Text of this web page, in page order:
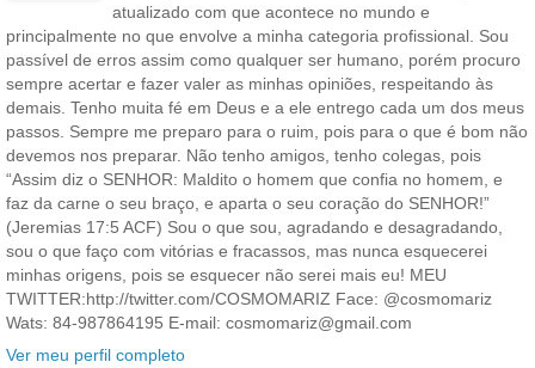
atualizado com que acontece no mundo e
principalmente no que envolve a minha categoria profissional. Sou
passível de erros assim como qualquer ser humano, porém procuro
sempre acertar e fazer valer as minhas opiniões, respeitando às
demais. Tenho muita fé em Deus e a ele entrego cada um dos meus
passos. Sempre me preparo para o ruim, pois para o que é bom não
devemos nos preparar. Não tenho amigos, tenho colegas, pois
“Assim diz o SENHOR: Maldito o homem que confia no homem, e
faz da carne o seu braço, e aparta o seu coração do SENHOR!”
(Jeremias 17:5 ACF) Sou o que sou, agradando e desagradando,
sou o que faço com vitórias e fracassos, mas nunca esquecerei
minhas origens, pois se esquecer não serei mais eu! MEU
TWITTER:http://twitter.com/COSMOMARIZ Face: @cosmomariz
Wats: 84-987864195 E-mail: cosmomariz@gmail.com
Ver meu perfil completo